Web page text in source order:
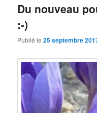
Du nouveau
:-)
Publié le25 septembre